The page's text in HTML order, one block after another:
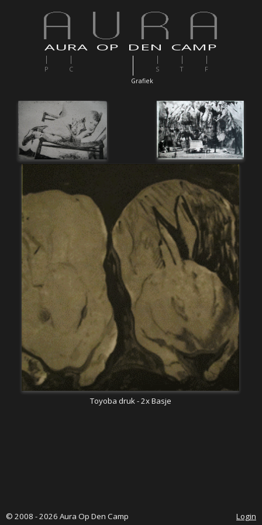
AURA OP DEN CAMP
P
C
Grafiek
S T F
Toyoba druk - 2x Basje
© 2008 - 2026 Aura Op Den Camp Login